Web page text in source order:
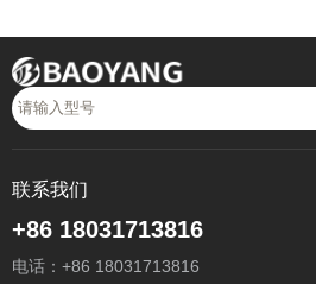
联系我们
+86 18031713816
电话： +86 18031713816